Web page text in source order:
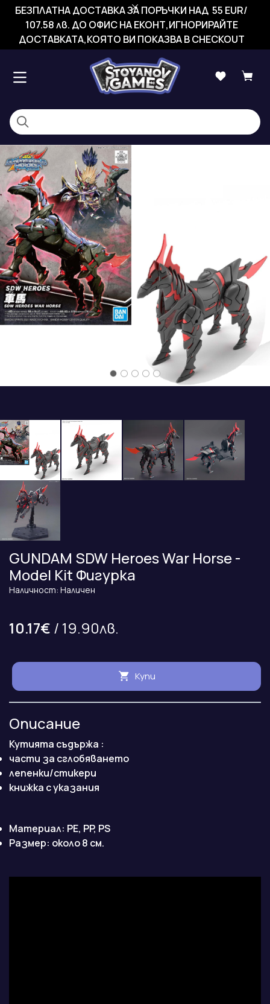
БЕЗПЛАТНА ДОСТАВКА ЗА ПОРЪЧКИ НАД 55 EUR/
107.58 лв. ДО ОФИС НА ЕКОНТ,ИГНОРИРАЙТЕ
ДОСТАВКАТА,КОЯТО ВИ ПОКАЗВА В CHECKOUT
GUNDAM SDW Heroes War Horse -
Model Kit Фигурка
Наличност: Наличен
10.17€ / 19.90лв.
Купи
Описание
Кутията съдържа :
части за сглобяването
лепенки/стикери
книжка с указания
Материал: PE, PP, PS
Размер: около 8 см.